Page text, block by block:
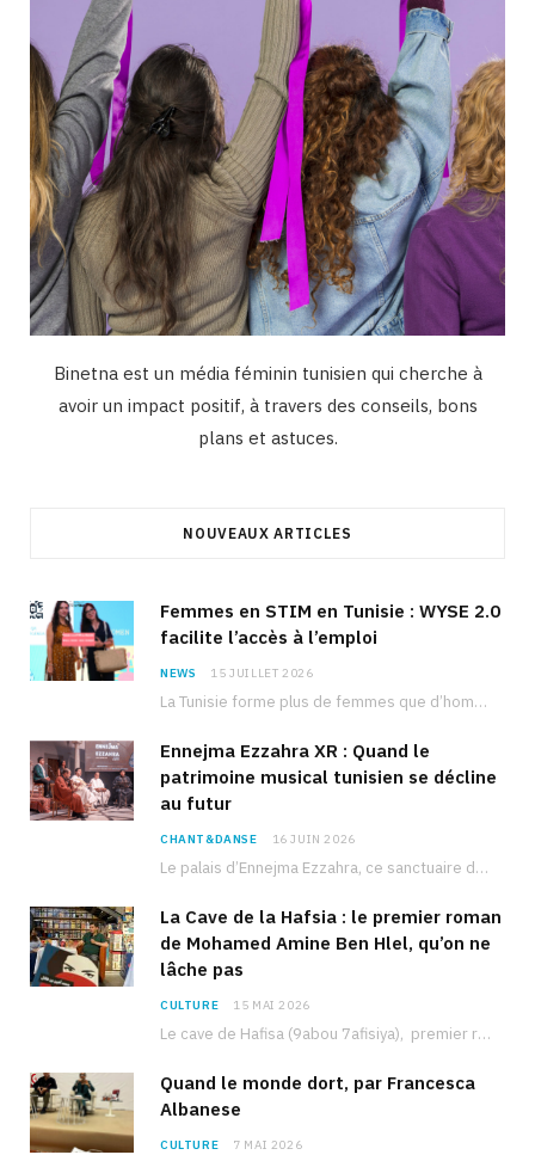
Binetna est un média féminin tunisien qui cherche à
avoir un impact positif, à travers des conseils, bons
plans et astuces.
NOUVEAUX ARTICLES
Femmes en STIM en Tunisie : WYSE 2.0
facilite l’accès à l’emploi
NEWS 15 JUILLET 2026
La Tunisie forme plus de femmes que d’hommes dans les filières scientifiques. Pourtant, pour beaucoup…
Ennejma Ezzahra XR : Quand le
patrimoine musical tunisien se décline
au futur
CHANT&DANSE 16 JUIN 2026
Le palais d’Ennejma Ezzahra, ce sanctuaire de la musique tunisienne et méditerranéenne construit par le…
La Cave de la Hafsia : le premier roman
de Mohamed Amine Ben Hlel, qu’on ne
lâche pas
CULTURE 15 MAI 2026
Le cave de Hafisa (9abou 7afisiya), premier roman du journaliste tunisien Mohamed Amine Ben Hlel,…
Quand le monde dort, par Francesca
Albanese
CULTURE 7 MAI 2026